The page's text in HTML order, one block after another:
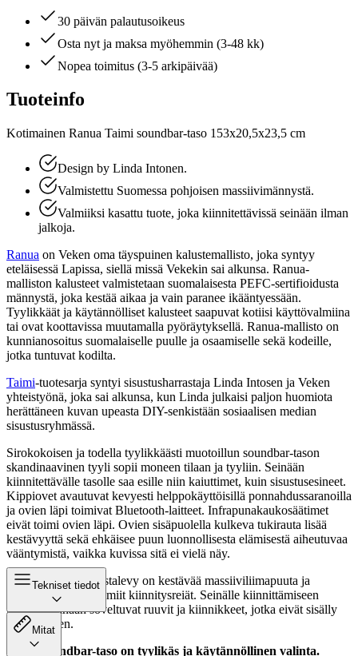
30 päivän palautusoikeus
Osta nyt ja maksa myöhemmin (3-48 kk)
Nopea toimitus (3-5 arkipäivää)
Tuoteinfo
Kotimainen Ranua Taimi soundbar-taso 153x20,5x23,5 cm
Design by Linda Intonen.
Valmistettu Suomessa pohjoisen massiivimännystä.
Valmiiksi kasattu tuote, joka kiinnitettävissä seinään ilman
jalkoja.
Ranua on Veken oma täyspuinen kalustemallisto, joka syntyy
eteläisessä Lapissa, siellä missä Vekekin sai alkunsa. Ranua-
malliston kalusteet valmistetaan suomalaisesta PEFC-sertifioidusta
männystä, joka kestää aikaa ja vain paranee ikääntyessään.
Tyylikkäät ja käytännölliset kalusteet saapuvat kotiisi käyttövalmiina
tai ovat koottavissa muutamalla pyöräytyksellä. Ranua-mallisto on
kunnianosoitus suomalaiselle puulle ja osaamiselle sekä kodeille,
jotka tuntuvat kodilta.
Taimi-tuotesarja syntyi sisustusharrastaja Linda Intosen ja Veken
yhteistyönä, joka sai alkunsa, kun Linda julkaisi paljon huomiota
herättäneen kuvan upeasta DIY-senkistään sosiaalisen median
sisustusryhmässä.
Sirokokoisen ja todella tyylikkäästi muotoillun soundbar-tason
skandinaavinen tyyli sopii moneen tilaan ja tyyliin. Seinään
kiinnitettävälle tasolle saa esille niin kaiuttimet, kuin sisustusesineet.
Kippiovet avautuvat kevyesti helppokäyttöisillä ponnahdussaranoilla
ja ovien läpi toimivat Bluetooth-laitteet. Infrapunakaukosäätimet
eivät toimi ovien läpi. Ovien sisäpuolella kulkeva tukirauta lisää
kestävyyttä sekä ehkäisee puun luonnollisesta elämisestä aiheutuvaa
vääntymistä, vaikka kuvissa sitä ei vielä näy.
Soundbar-tason taustalevy on kestävää massiiviliimapuuta ja
taustalevyssä on valmiit kiinnitysreiät. Seinälle kiinnittämiseen
tarvitset seinään soveltuvat ruuvit ja kiinnikkeet, jotka eivät sisälly
toimitukseen.
Taimi soundbar-taso on tyylikäs ja käytännöllinen valinta.
Tekniset tiedot
Mitat